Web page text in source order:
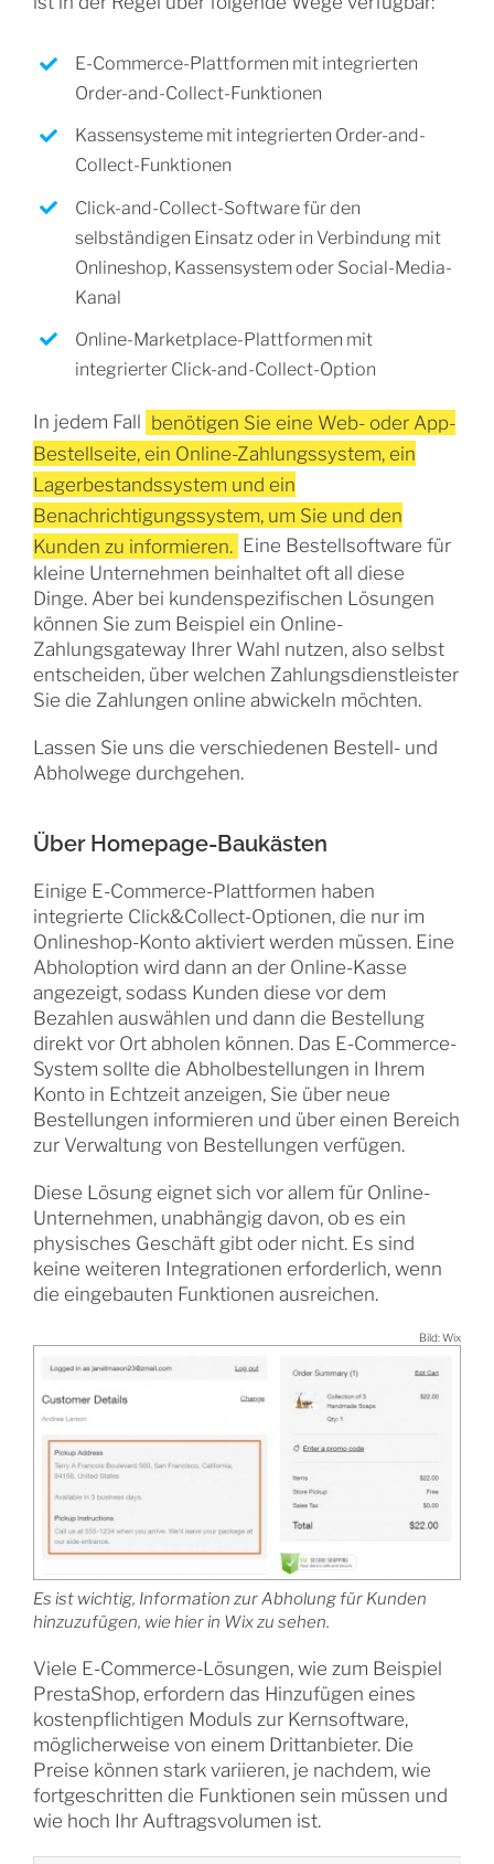
E-Commerce-Plattformen mit integrierten
Order-and-Collect-Funktionen
Kassensysteme mit integrierten Order-and-
Collect-Funktionen
Click-and-Collect-Software für den
selbständigen Einsatz oder in Verbindung mit
Onlineshop, Kassensystem oder Social-Media-
Kanal
Online-Marketplace-Plattformen mit
integrierter Click-and-Collect-Option
In jedem Fall benötigen Sie eine Web- oder App-
Bestellseite, ein Online-Zahlungssystem, ein
Lagerbestandssystem und ein
Benachrichtigungssystem, um Sie und den
Kunden zu informieren. Eine Bestellsoftware für
kleine Unternehmen beinhaltet oft all diese
Dinge. Aber bei kundenspezifischen Lösungen
können Sie zum Beispiel ein Online-
Zahlungsgateway Ihrer Wahl nutzen, also selbst
entscheiden, über welchen Zahlungsdienstleister
Sie die Zahlungen online abwickeln möchten.
Lassen Sie uns die verschiedenen Bestell- und
Abholwege durchgehen.
Über Homepage-Baukästen
Einige E-Commerce-Plattformen haben
integrierte Click&Collect-Optionen, die nur im
Onlineshop-Konto aktiviert werden müssen. Eine
Abholoption wird dann an der Online-Kasse
angezeigt, sodass Kunden diese vor dem
Bezahlen auswählen und dann die Bestellung
direkt vor Ort abholen können. Das E-Commerce-
System sollte die Abholbestellungen in Ihrem
Konto in Echtzeit anzeigen, Sie über neue
Bestellungen informieren und über einen Bereich
zur Verwaltung von Bestellungen verfügen.
Diese Lösung eignet sich vor allem für Online-
Unternehmen, unabhängig davon, ob es ein
physisches Geschäft gibt oder nicht. Es sind
keine weiteren Integrationen erforderlich, wenn
die eingebauten Funktionen ausreichen.
Bild: Wix
Es ist wichtig, Information zur Abholung für Kunden
hinzuzufügen, wie hier in Wix zu sehen.
Viele E-Commerce-Lösungen, wie zum Beispiel
PrestaShop, erfordern das Hinzufügen eines
kostenpflichtigen Moduls zur Kernsoftware,
möglicherweise von einem Drittanbieter. Die
Preise können stark variieren, je nachdem, wie
fortgeschritten die Funktionen sein müssen und
wie hoch Ihr Auftragsvolumen ist.